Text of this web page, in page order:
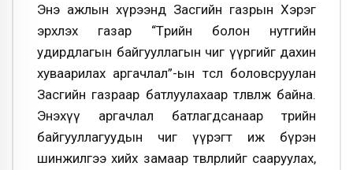
Энэ ажлын хүрээнд Засгийн газрын Хэрэг
эрхлэх газар “Төрийн болон нутгийн
удирдлагын байгууллагын чиг үүргийг дахин
хуваарилах аргачлал”-ын төсөл боловсруулан
Засгийн газраар батлуулахаар төлөвлөж байна.
Энэхүү аргачлал батлагдсанаар төрийн
байгууллагуудын чиг үүрэгт иж бүрэн
шинжилгээ хийх замаар төвлөрлийг сааруулах,